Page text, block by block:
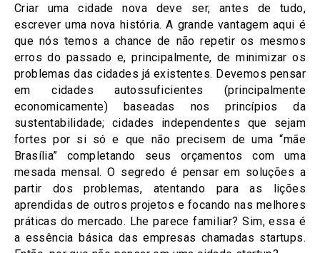
Criar uma cidade nova deve ser, antes de tudo,
escrever uma nova história. A grande vantagem aqui é
que nós temos a chance de não repetir os mesmos
erros do passado e, principalmente, de minimizar os
problemas das cidades já existentes. Devemos pensar
em cidades autossuficientes (principalmente
economicamente) baseadas nos princípios da
sustentabilidade; cidades independentes que sejam
fortes por si só e que não precisem de uma “mãe
Brasília” completando seus orçamentos com uma
mesada mensal. O segredo é pensar em soluções a
partir dos problemas, atentando para as lições
aprendidas de outros projetos e focando nas melhores
práticas do mercado. Lhe parece familiar? Sim, essa é
a essência básica das empresas chamadas startups.